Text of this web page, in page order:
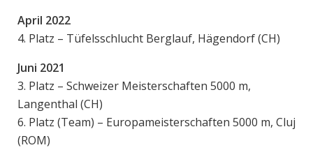
April 2022
4. Platz – Tüfelsschlucht Berglauf, Hägendorf (CH)
Juni 2021
3. Platz – Schweizer Meisterschaften 5000 m,
Langenthal (CH)
6. Platz (Team) – Europameisterschaften 5000 m, Cluj
(ROM)